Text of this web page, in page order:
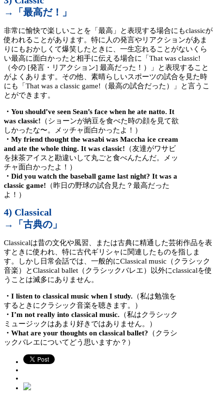
→「最高だ！」
非常に愉快で楽しいことを「最高」と表現する場合にもclassicが
使われることがあります。特に人の発言やリアクションがあま
りにもおかしくて爆笑したときに、一生忘れることがないくら
い最高に面白かったと相手に伝える場合に「That was classic!
（今の [発言・リアクション] 最高だった！）」と表現すること
がよくあります。その他、素晴らしいスポーツの試合を見た時
にも「That was a classic game!（最高の試合だった）」と言うこ
とができます。
・You should’ve seen Sean’s face when he ate natto. It
was classic! （ショーンが納豆を食べた時の顔を見て欲
しかったな〜。メッチャ面白かったよ！）
・My friend thought the wasabi was Maccha ice cream
and ate the whole thing. It was classic! （友達がワサビ
を抹茶アイスと勘違いして丸ごと食べんたんだ。メッ
チャ面白かったよ！）
・Did you watch the baseball game last night? It was a
classic game! （昨日の野球の試合見た？最高だった
よ！）
4) Classical
→「古典の」
Classicalは昔の文化や風習、または古典に精通した芸術作品を表
すときに使われ、特に古代ギリシャに関連したものを指しま
す。しかし日常会話では、一般的にClassical music（クラシック
音楽）とClassical ballet（クラシックバレエ）以外にclassicalを使
うことは滅多にありません。
・I listen to classical music when I study. （私は勉強を
するときにクラシック音楽を聴きます。）
・I’m not really into classical music. （私はクラシック
ミュージックはあまり好きではありません。）
・What are your thoughts on classical ballet? （クラシ
ックバレエについてどう思いますか？）